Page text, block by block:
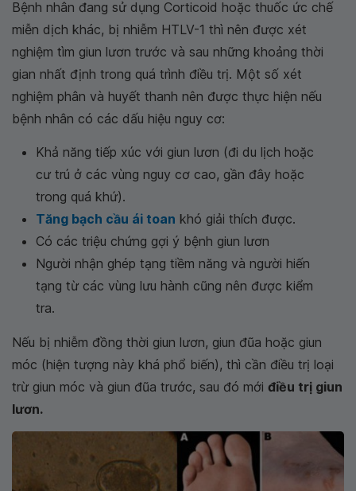
Bệnh nhân đang sử dụng Corticoid hoặc thuốc ức chế
miễn dịch khác, bị nhiễm HTLV-1 thì nên được xét
nghiệm tìm giun lươn trước và sau những khoảng thời
gian nhất định trong quá trình điều trị. Một số xét
nghiệm phân và huyết thanh nên được thực hiện nếu
bệnh nhân có các dấu hiệu nguy cơ:
Khả năng tiếp xúc với giun lươn (đi du lịch hoặc
cư trú ở các vùng nguy cơ cao, gần đây hoặc
trong quá khứ).
Tăng bạch cầu ái toan khó giải thích được.
Có các triệu chứng gợi ý bệnh giun lươn
Người nhận ghép tạng tiềm năng và người hiến
tạng từ các vùng lưu hành cũng nên được kiểm
tra.
Nếu bị nhiễm đồng thời giun lươn, giun đũa hoặc giun
móc (hiện tượng này khá phổ biến), thì cần điều trị loại
trừ giun móc và giun đũa trước, sau đó mới điều trị giun
lươn.